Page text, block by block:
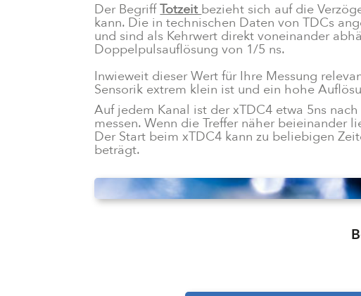
Der BegriffTotzeit bezieht sich auf die
kann. Die in technischen Daten von TDCs
und sind als Kehrwert direkt voneinander
Doppelpulsauflösung von 1/5 ns.
Inwieweit dieser Wert für Ihre Messung
Sensorik extrem klein ist und ein hohe
Auf jedem Kanal ist der xTDC4 etwa 5ns
messen. Wenn die Treffer näher beieinander
Der Start beim xTDC4 kann zu beliebigen
beträgt.